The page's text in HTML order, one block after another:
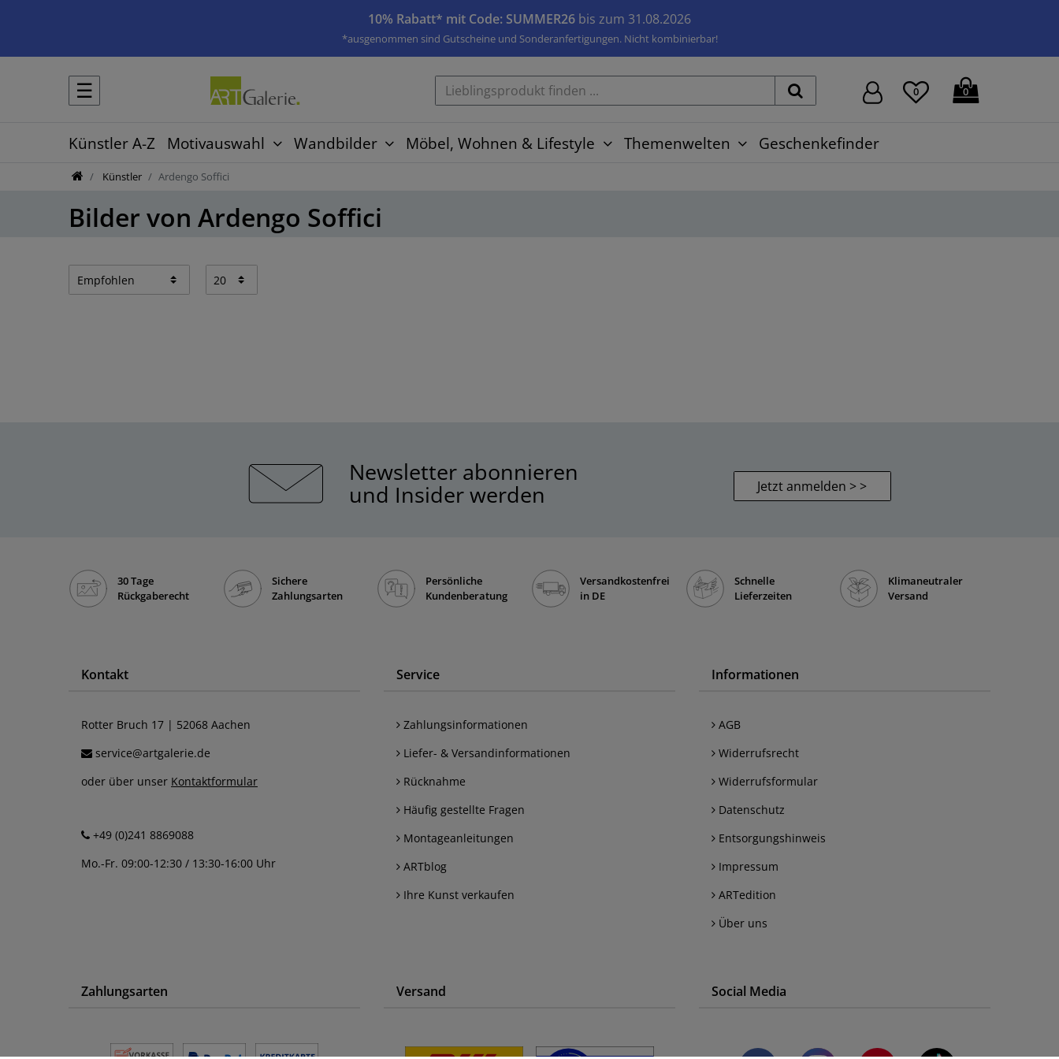
10% Rabatt* mit Code: SUMMER26 bis zum 31.08.2026
*ausgenommen sind Gutscheine und Sonderanfertigungen. Nicht kombinierbar!
☰ 0 0
Künstler A-Z Motivauswahl Wandbilder Möbel, Wohnen & Lifestyle Themenwelten Geschenkefinder
Künstler Ardengo Soffici
Bilder von Ardengo Soffici
Newsletter abonnieren
und Insider werden Jetzt anmelden > >
30 Tage
Rückgaberecht
Sichere
Zahlungsarten
Persönliche
Kundenberatung
Versandkostenfrei
in DE
Schnelle
Lieferzeiten
Klimaneutraler
Versand
Kontakt
Rotter Bruch 17 | 52068 Aachen
service@artgalerie.de
oder über unser Kontaktformular
+49 (0)241 8869088
Mo.-Fr. 09:00-12:30 / 13:30-16:00 Uhr
Service
Zahlungsinformationen
Liefer- & Versandinformationen
Rücknahme
Häufig gestellte Fragen
Montageanleitungen
ARTblog
Ihre Kunst verkaufen
Informationen
AGB
Widerrufsrecht
Widerrufsformular
Datenschutz
Entsorgungshinweis
Impressum
ARTedition
Über uns
Zahlungsarten Versand Social Media